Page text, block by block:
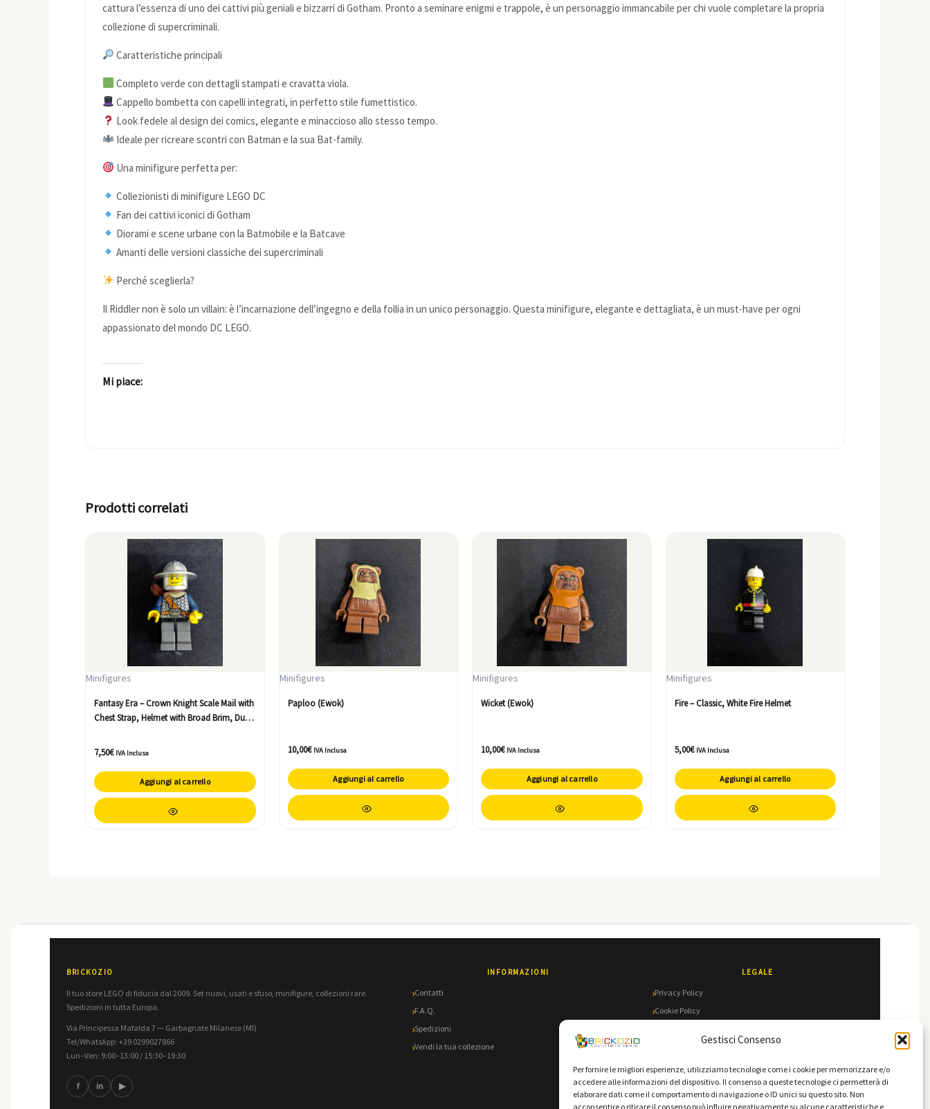
Gestisci Consenso
Per fornire le migliori esperienze, utilizziamo tecnologie come i cookie per memorizzare e/o
accedere alle informazioni del dispositivo. Il consenso a queste tecnologie ci permetterà di
elaborare dati come il comportamento di navigazione o ID unici su questo sito. Non
acconsentire o ritirare il consenso può influire negativamente su alcune caratteristiche e
cattura l’essenza di uno dei cattivi più geniali e bizzarri di Gotham. Pronto a seminare enigmi e trappole, è un personaggio immancabile per chi vuole completare la propria
collezione di supercriminali.
Caratteristiche principali
Completo verde con dettagli stampati e cravatta viola.
Cappello bombetta con capelli integrati, in perfetto stile fumettistico.
Look fedele al design dei comics, elegante e minaccioso allo stesso tempo.
Ideale per ricreare scontri con Batman e la sua Bat-family.
Una minifigure perfetta per:
Collezionisti di minifigure LEGO DC
Fan dei cattivi iconici di Gotham
Diorami e scene urbane con la Batmobile e la Batcave
Amanti delle versioni classiche dei supercriminali
Perché sceglierla?
Il Riddler non è solo un villain: è l’incarnazione dell’ingegno e della follia in un unico personaggio. Questa minifigure, elegante e dettagliata, è un must-have per ogni
appassionato del mondo DC LEGO.
Mi piace:
Prodotti correlati
Minifigures
Fantasy Era – Crown Knight Scale Mail with
Chest Strap, Helmet with Broad Brim, Dual
7,50€ IVA Inclusa
Aggiungi al carrello
Minifigures
Paploo (Ewok)
10,00€ IVA Inclusa
Aggiungi al carrello
Minifigures
Wicket (Ewok)
10,00€ IVA Inclusa
Aggiungi al carrello
Minifigures
Fire – Classic, White Fire Helmet
5,00€ IVA Inclusa
Aggiungi al carrello
BRICKOZIO
Il tuo store LEGO di fiducia dal 2009. Set nuovi, usati e sfuso, minifigure, collezioni rare.
Spedizioni in tutta Europa.
Via Principessa Mafalda 7 — Garbagnate Milanese (MI)
Tel/WhatsApp: +39 0299027866
Lun–Ven: 9:00–13:00 / 15:30–19:30
f in ▶
INFORMAZIONI
Contatti
F.A.Q.
Spedizioni
Vendi la tua collezione
LEGALE
Privacy Policy
Cookie Policy